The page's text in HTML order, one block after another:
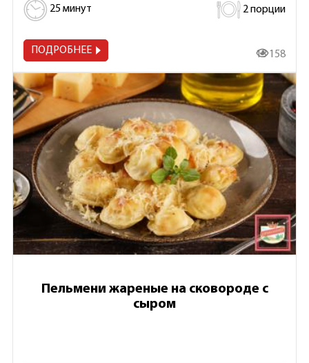
25 минут 2 порции
ПОДРОБНЕЕ 13 158
Пельмени жареные на сковороде с
сыром